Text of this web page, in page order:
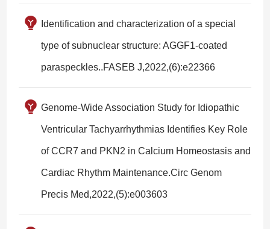
Identification and characterization of a special
type of subnuclear structure: AGGF1-coated
paraspeckles..FASEB J,2022,(6):e22366
Genome-Wide Association Study for Idiopathic
Ventricular Tachyarrhythmias Identifies Key Role
of CCR7 and PKN2 in Calcium Homeostasis and
Cardiac Rhythm Maintenance.Circ Genom
Precis Med,2022,(5):e003603